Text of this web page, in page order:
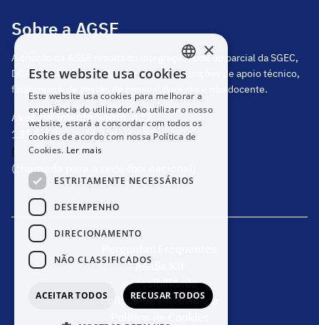
Sobre a AGSE
A criação da AGSE resulta da integração total ou parcial da SGEC,
DGAE, DGEstE e IGeFE, que centraliza funções de apoio técnico,
financeiro e de gestão de pessoal docente e não docente.
Avenida Infante Santo, n.º2
1350-178, Lisboa, Portugal
(+351) 217 811 600
(chamada para a rede fixa nacional)
Media Kit
Acessibilidade
Política de Privacidade
PORTUGUESE
ENGLISH
×
Este website usa cookies
Este website usa cookies para melhorar a
experiência do utilizador. Ao utilizar o nosso
website, estará a concordar com todos os
cookies de acordo com nossa Política de
Cookies. Ler mais
ESTRITAMENTE NECESSÁRIOS
DESEMPENHO
DIRECIONAMENTO
NÃO CLASSIFICADOS
ACEITAR TODOS RECUSAR TODOS